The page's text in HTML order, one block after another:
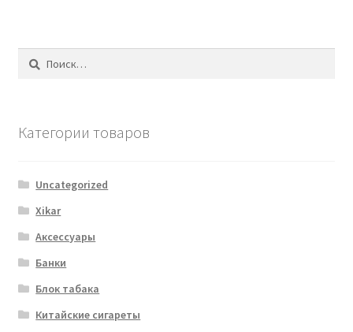
Найти:
Категории товаров
Uncategorized
Xikar
Аксессуары
Банки
Блок табака
Китайские сигареты